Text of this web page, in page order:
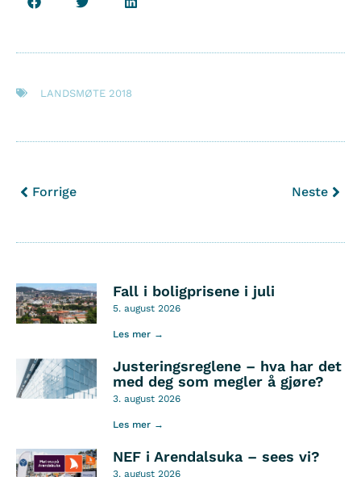
LANDSMØTE 2018
Forrige Neste
Fall i boligprisene i juli
5. august 2026
Les mer →
Justeringsreglene – hva har det
med deg som megler å gjøre?
3. august 2026
Les mer →
NEF i Arendalsuka – sees vi?
3. august 2026